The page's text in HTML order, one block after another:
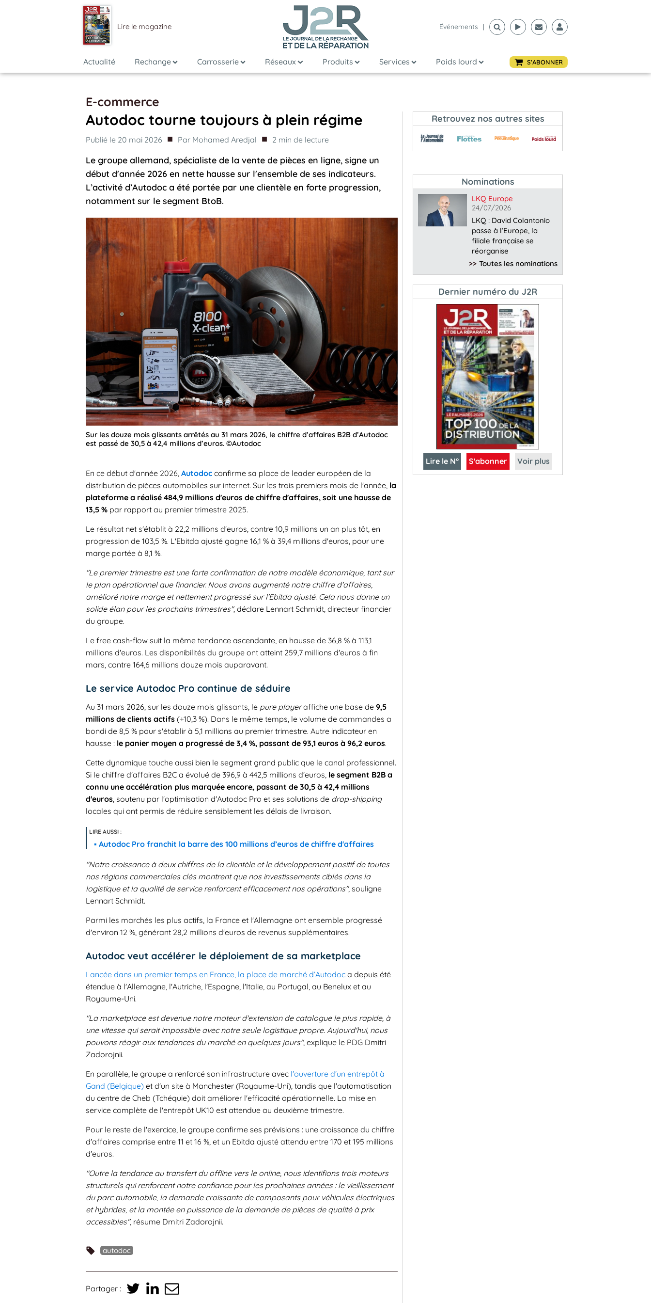
Lire le magazine Événements |
Actualité Rechange Carrosserie Réseaux Produits Services Poids lourd S'ABONNER
E-commerce
Autodoc tourne toujours à plein régime
Publié le 20 mai 2026 ■ Par Mohamed Aredjal ■ 2 min de lecture
Le groupe allemand, spécialiste de la vente de pièces en ligne, signe un
début d'année 2026 en nette hausse sur l'ensemble de ses indicateurs.
L’activité d’Autodoc a été portée par une clientèle en forte progression,
notamment sur le segment BtoB.
Sur les douze mois glissants arrêtés au 31 mars 2026, le chiffre d’affaires B2B d’Autodoc
est passé de 30,5 à 42,4 millions d’euros. ©Autodoc
En ce début d'année 2026, Autodoc confirme sa place de leader européen de la
distribution de pièces automobiles sur internet. Sur les trois premiers mois de l'année, la
plateforme a réalisé 484,9 millions d'euros de chiffre d'affaires, soit une hausse de
13,5 % par rapport au premier trimestre 2025.
Le résultat net s'établit à 22,2 millions d'euros, contre 10,9 millions un an plus tôt, en
progression de 103,5 %. L'Ebitda ajusté gagne 16,1 % à 39,4 millions d'euros, pour une
marge portée à 8,1 %.
"Le premier trimestre est une forte confirmation de notre modèle économique, tant sur
le plan opérationnel que financier. Nous avons augmenté notre chiffre d'affaires,
amélioré notre marge et nettement progressé sur l'Ebitda ajusté. Cela nous donne un
solide élan pour les prochains trimestres", déclare Lennart Schmidt, directeur financier
du groupe.
Le free cash-flow suit la même tendance ascendante, en hausse de 36,8 % à 113,1
millions d'euros. Les disponibilités du groupe ont atteint 259,7 millions d'euros à fin
mars, contre 164,6 millions douze mois auparavant.
Le service Autodoc Pro continue de séduire
Au 31 mars 2026, sur les douze mois glissants, le pure playeraffiche une base de 9,5
millions de clients actifs (+10,3 %). Dans le même temps, le volume de commandes a
bondi de 8,5 % pour s'établir à 5,1 millions au premier trimestre. Autre indicateur en
hausse : le panier moyen a progressé de 3,4 %, passant de 93,1 euros à 96,2 euros.
Cette dynamique touche aussi bien le segment grand public que le canal professionnel.
Si le chiffre d'affaires B2C a évolué de 396,9 à 442,5 millions d'euros, le segment B2B a
connu une accélération plus marquée encore, passant de 30,5 à 42,4 millions
d'euros, soutenu par l'optimisation d'Autodoc Pro et ses solutions de drop-shipping
locales qui ont permis de réduire sensiblement les délais de livraison.
Autodoc Pro franchit la barre des 100 millions d’euros de chiffre d'affaires
"Notre croissance à deux chiffres de la clientèle et le développement positif de toutes
nos régions commerciales clés montrent que nos investissements ciblés dans la
logistique et la qualité de service renforcent efficacement nos opérations", souligne
Lennart Schmidt.
Parmi les marchés les plus actifs, la France et l'Allemagne ont ensemble progressé
d'environ 12 %, générant 28,2 millions d'euros de revenus supplémentaires.
Autodoc veut accélérer le déploiement de sa marketplace
Lancée dans un premier temps en France, la place de marché d’Autodoc a depuis été
étendue à l'Allemagne, l'Autriche, l'Espagne, l'Italie, au Portugal, au Benelux et au
Royaume-Uni.
"La marketplace est devenue notre moteur d'extension de catalogue le plus rapide, à
une vitesse qui serait impossible avec notre seule logistique propre. Aujourd'hui, nous
pouvons réagir aux tendances du marché en quelques jours", explique le PDG Dmitri
Zadorojnii.
En parallèle, le groupe a renforcé son infrastructure avec l'ouverture d'un entrepôt à
Gand (Belgique) et d'un site à Manchester (Royaume-Uni), tandis que l'automatisation
du centre de Cheb (Tchéquie) doit améliorer l'efficacité opérationnelle. La mise en
service complète de l'entrepôt UK10 est attendue au deuxième trimestre.
Pour le reste de l'exercice, le groupe confirme ses prévisions : une croissance du chiffre
d'affaires comprise entre 11 et 16 %, et un Ebitda ajusté attendu entre 170 et 195 millions
d'euros.
"Outre la tendance au transfert du offline vers le online, nous identifions trois moteurs
structurels qui renforcent notre confiance pour les prochaines années : le vieillissement
du parc automobile, la demande croissante de composants pour véhicules électriques
et hybrides, et la montée en puissance de la demande de pièces de qualité à prix
accessibles", résume Dmitri Zadorojnii.
autodoc
Partager :
Retrouvez nos autres sites
Nominations
LKQ Europe
24/07/2026
LKQ : David Colantonio
passe à l’Europe, la
filiale française se
réorganise
>> Toutes les nominations
Dernier numéro du J2R
Lire le N° S'abonner Voir plus